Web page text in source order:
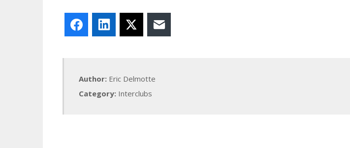
FacebookLinkedIn
Author: Eric Delmotte
Category: Interclubs